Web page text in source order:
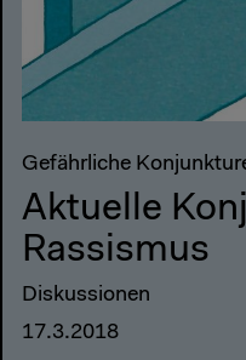
Gefährliche
Aktuelle
Rassismus
Diskussionen
17.3.2018